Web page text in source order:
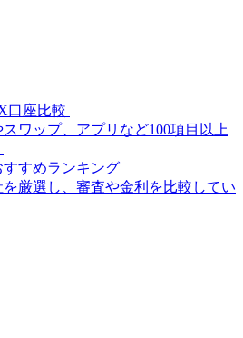
口座比較
ワップ、アプリなど100項目以上
すすめランキング
厳選し、審査や金利を比較してい